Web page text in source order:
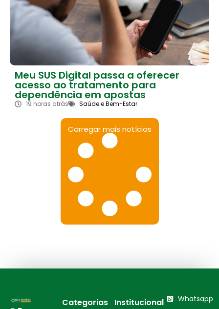
Meu SUS Digital passa a oferecer
acesso ao tratamento para
dependência em apostas
19 horas atrás Saúde e Bem-Estar
Carregar mais notícias
Categorias Institucional
Whatsapp